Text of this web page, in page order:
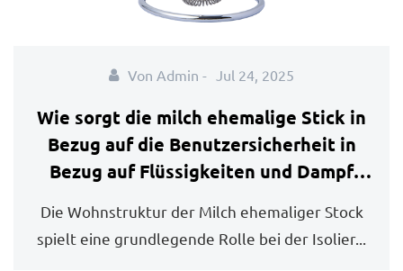
Von Admin - Jul 24, 2025
Wie sorgt die milch ehemalige Stick in
Bezug auf die Benutzersicherheit in
Bezug auf Flüssigkeiten und Dampf
Die Wohnstruktur der Milch ehemaliger Stock
spielt eine grundlegende Rolle bei der Isolier...